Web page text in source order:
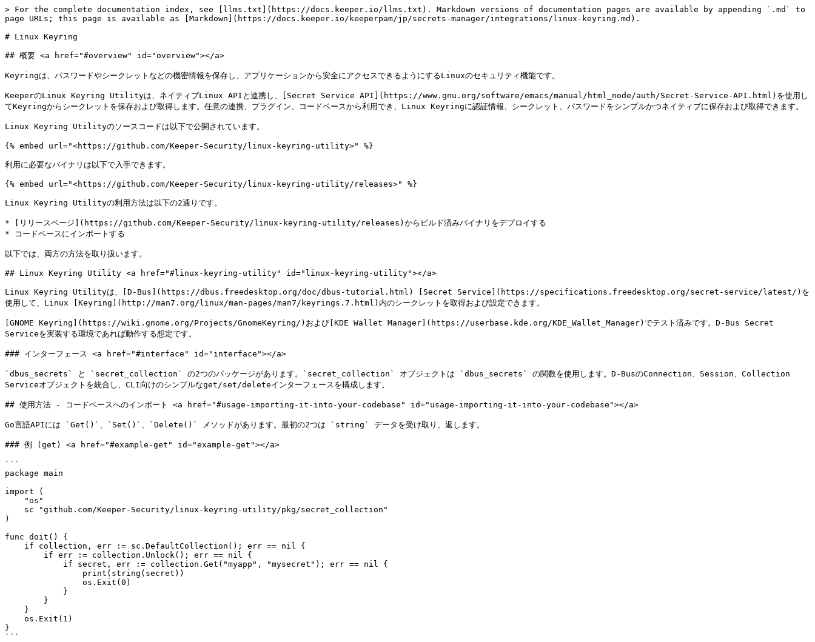
> For the complete documentation index, see [llms.txt](https://docs.keeper.io/llms.txt). Markdown versions of documentation pages are available by appending `.md` to
page URLs; this page is available as [Markdown](https://docs.keeper.io/keeperpam/jp/secrets-manager/integrations/linux-keyring.md).
# Linux Keyring
## 概要 <a href="#overview" id="overview"></a>
Keyringは、パスワードやシークレットなどの機密情報を保存し、アプリケーションから安全にアクセスできるようにするLinuxのセキュリティ機能です。
KeeperのLinux Keyring Utilityは、ネイティブLinux APIと連携し、[Secret Service API](https://www.gnu.org/software/emacs/manual/html_node/auth/Secret-Service-API.html)を使用し
てKeyringからシークレットを保存および取得します。任意の連携、プラグイン、コードベースから利用でき、Linux Keyringに認証情報、シークレット、パスワードをシンプルかつネイティブに保存および取得できます。
Linux Keyring Utilityのソースコードは以下で公開されています。
{% embed url="<https://github.com/Keeper-Security/linux-keyring-utility>" %}
利用に必要なバイナリは以下で入手できます。
{% embed url="<https://github.com/Keeper-Security/linux-keyring-utility/releases>" %}
Linux Keyring Utilityの利用方法は以下の2通りです。
* [リリースページ](https://github.com/Keeper-Security/linux-keyring-utility/releases)からビルド済みバイナリをデプロイする
* コードベースにインポートする
以下では、両方の方法を取り扱います。
## Linux Keyring Utility <a href="#linux-keyring-utility" id="linux-keyring-utility"></a>
Linux Keyring Utilityは、[D-Bus](https://dbus.freedesktop.org/doc/dbus-tutorial.html) [Secret Service](https://specifications.freedesktop.org/secret-service/latest/)を
使用して、Linux [Keyring](http://man7.org/linux/man-pages/man7/keyrings.7.html)内のシークレットを取得および設定できます。
[GNOME Keyring](https://wiki.gnome.org/Projects/GnomeKeyring/)および[KDE Wallet Manager](https://userbase.kde.org/KDE_Wallet_Manager)でテスト済みです。D-Bus Secret
Serviceを実装する環境であれば動作する想定です。
### インターフェース <a href="#interface" id="interface"></a>
`dbus_secrets` と `secret_collection` の2つのパッケージがあります。`secret_collection` オブジェクトは `dbus_secrets` の関数を使用します。D-BusのConnection、Session、Collection
Serviceオブジェクトを統合し、CLI向けのシンプルなget/set/deleteインターフェースを構成します。
## 使用方法 - コードベースへのインポート <a href="#usage-importing-it-into-your-codebase" id="usage-importing-it-into-your-codebase"></a>
Go言語APIには `Get()`、`Set()`、`Delete()` メソッドがあります。最初の2つは `string` データを受け取り、返します。
### 例 (get) <a href="#example-get" id="example-get"></a>
```
package main
import (
)
func doit() {
}
```